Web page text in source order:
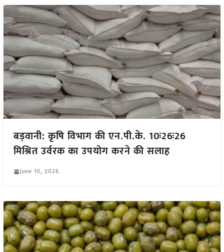
बड़वानी: कृषि विभाग की एन.पी.के. 10ः26ः26
मिश्रित उर्वरक का उपयोग करने की सलाह
June 10, 2026